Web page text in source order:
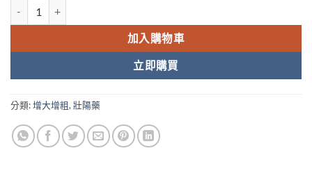
加入購物車
立即購買
分類:增大增粗, 壯陽藥